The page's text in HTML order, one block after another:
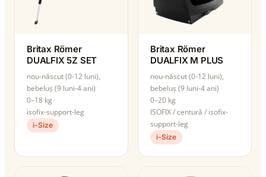
Britax Römer
DUALFIX 5Z SET
nou-născut (0-12 luni),
bebeluș (9 luni-4 ani)
0–18 kg
isofix-support-leg
i-Size
Britax Römer
DUALFIX M PLUS
nou-născut (0-12 luni),
bebeluș (9 luni-4 ani)
0–20 kg
ISOFIX / centură / isofix-
support-leg
i-Size